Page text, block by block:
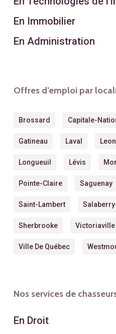
En Immobilier
En Administration
Offres d’emploi par
Brossard Capitale-
Gatineau Laval
Longueuil Lévis
Pointe-Claire Saguenay
Saint-Lambert
Sherbrooke Victoriaville
Ville De Québec
Nos services de
En Droit